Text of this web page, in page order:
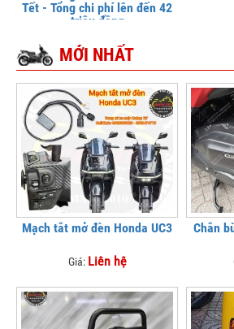
Tết - Tổng chi phí lên đến 42
triệu đồng
MỚI NHẤT
Mạch tắt mở đèn Honda UC3
Giá: Liên hệ
Chắn